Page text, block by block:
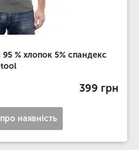
% хлопок 5% спандекс
399 грн
наявність